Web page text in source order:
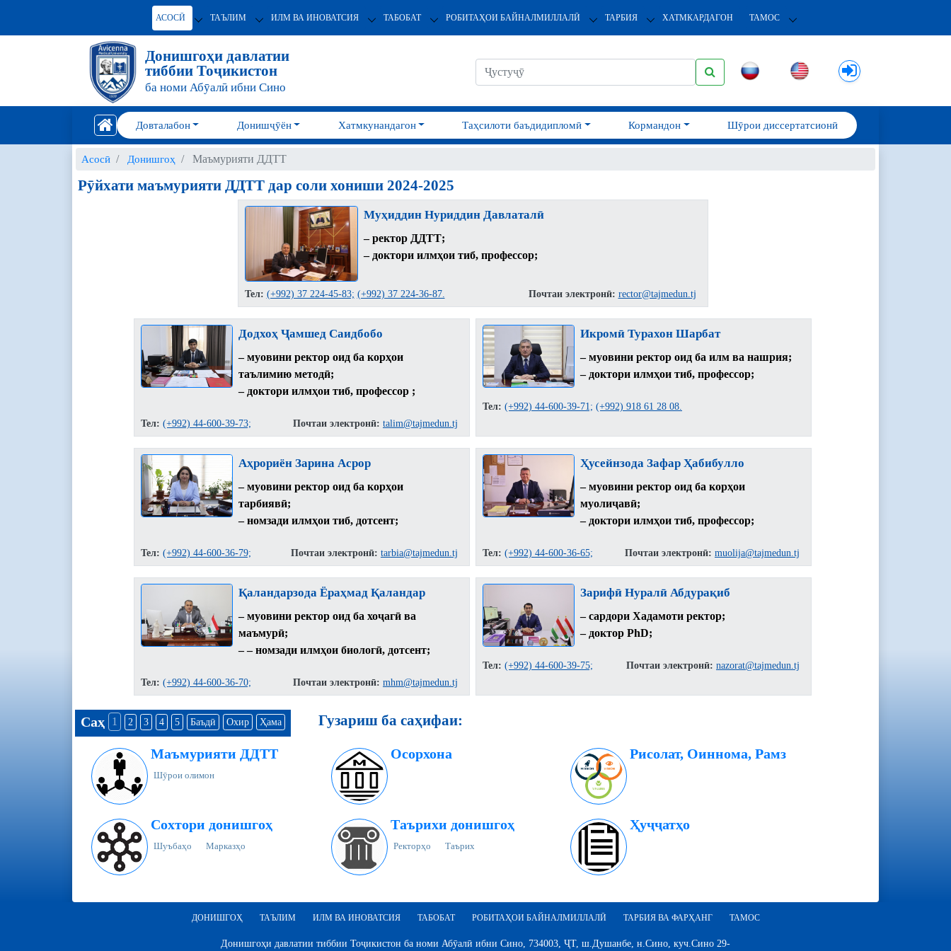
АСОСӢ ТАЪЛИМ ИЛМ ВА ИНОВАТСИЯ ТАБОБАТ РОБИТАҲОИ БАЙНАЛМИЛЛАЛӢ ТАРБИЯ ХАТМКАРДАГОН ТАМОС
Донишгоҳи давлатии
тиббии Тоҷикистон
ба номи Абӯалӣ ибни Сино
Довталабон Донишҷӯён Хатмкунандагон Таҳсилоти баъдидипломӣ Кормандон Шӯрои диссертатсионӣ
Асосӣ Донишгоҳ Маъмурияти ДДТТ
Рӯйхати маъмурияти ДДТТ дар соли хониши 2024-2025
Муҳиддин Нуриддин Давлаталӣ
– ректор ДДТТ;
– доктори илмҳои тиб, профессор;
Тел: (+992) 37 224-45-83; (+992) 37 224-36-87. Почтаи электронӣ: rector@tajmedun.tj
Додхоҳ Ҷамшед Саидбобо
– муовини ректор оид ба корҳои
таълимию методӣ;
– доктори илмҳои тиб, профессор ;
Тел: (+992) 44-600-39-73; Почтаи электронӣ: talim@tajmedun.tj
Икромӣ Турахон Шарбат
– муовини ректор оид ба илм ва нашрия;
– доктори илмҳои тиб, профессор;
Тел: (+992) 44-600-39-71; (+992) 918 61 28 08.
Аҳрориён Зарина Асрор
– муовини ректор оид ба корҳои
тарбиявӣ;
– номзади илмҳои тиб, дотсент;
Тел: (+992) 44-600-36-79; Почтаи электронӣ: tarbia@tajmedun.tj
Ҳусейнзода Зафар Ҳабибулло
– муовини ректор оид ба корҳои
муолиҷавӣ;
– доктори илмҳои тиб, профессор;
Тел: (+992) 44-600-36-65; Почтаи электронӣ: muolija@tajmedun.tj
Қаландарзода Ёраҳмад Қаландар
– муовини ректор оид ба хоҷагӣ ва
маъмурӣ;
– – номзади илмҳои биологӣ, дотсент;
Тел: (+992) 44-600-36-70; Почтаи электронӣ: mhm@tajmedun.tj
Зарифӣ Нуралӣ Абдурақиб
– сардори Хадамоти ректор;
– доктор PhD;
Тел: (+992) 44-600-39-75; Почтаи электронӣ: nazorat@tajmedun.tj
Саҳ 1 2 3 4 5 Баъдӣ Охир Ҳама Гузариш ба саҳифаи:
Маъмурияти ДДТТ
Шӯрои олимон
Осорхона Рисолат, Оиннома, Рамз
Сохтори донишгоҳ
Шуъбаҳо Марказҳо
Таърихи донишгоҳ
Ректорҳо Таърих
Ҳуҷҷатҳо
ДОНИШГОҲ ТАЪЛИМ ИЛМ ВА ИНОВАТСИЯ ТАБОБАТ РОБИТАҲОИ БАЙНАЛМИЛЛАЛӢ ТАРБИЯ ВА ФАРҲАНГ ТАМОС
Донишгоҳи давлатии тиббии Тоҷикистон ба номи Абӯалӣ ибни Сино, 734003, ҶТ, ш.Душанбе, н.Сино, куч.Сино 29-